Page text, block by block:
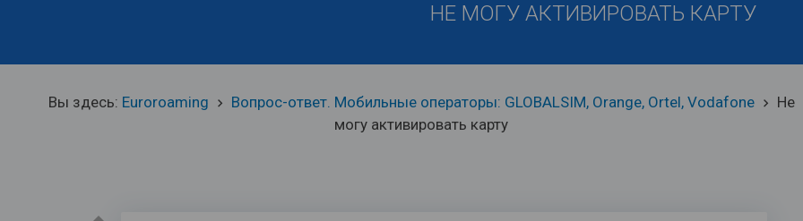
НЕ МОГУ АКТИВИРОВАТЬ КАРТУ
Вы здесь: Euroroaming keyboard_arrow_right Вопрос-ответ. Мобильные операторы: GLOBALSIM, Orange, Ortel, Vodafone keyboard_arrow_right
Не
могу активировать карту